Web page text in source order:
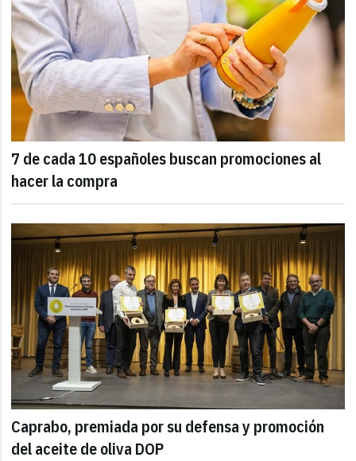
7 de cada 10 españoles buscan promociones al
hacer la compra
Caprabo, premiada por su defensa y promoción
del aceite de oliva DOP